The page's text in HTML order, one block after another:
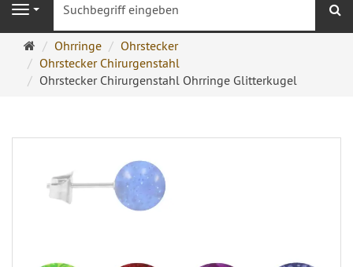
Navigation
Ohrringe
Ohrstecker
Onlineshop
Ohrringe
Ohrstecker
Ohrstecker Chirurgenstahl
Ohrstecker Chirurgenstahl Ohrringe Glitterkugel